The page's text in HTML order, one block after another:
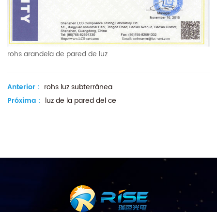
rohs arandela de pared de luz
Anterior : rohs luz subterránea
Próxima : luz de la pared del ce